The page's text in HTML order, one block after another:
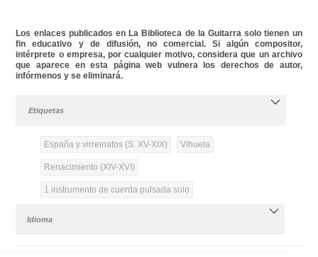
Los enlaces publicados en La Biblioteca de la Guitarra solo tienen un
fin educativo y de difusión, no comercial. Si algún compositor,
intérprete o empresa, por cualquier motivo, considera que un archivo
que aparece en esta página web vulnera los derechos de autor,
infórmenos y se eliminará.
Etiquetas
España y virreinatos (S. XV-XIX) Vihuela
Renacimiento (XIV-XVI)
1 instrumento de cuerda pulsada solo
Idioma